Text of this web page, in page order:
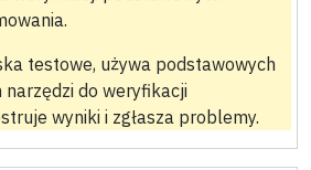
testowe, używa podstawowych
do weryfikacji
wyniki i zgłasza problemy.